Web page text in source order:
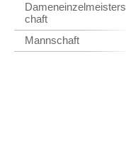
Dameneinzelmeisters
chaft
Mannschaft